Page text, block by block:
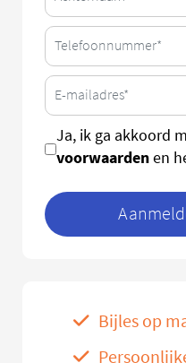
Ja, ik ga akkoord
voorwaardenen
Bijles op